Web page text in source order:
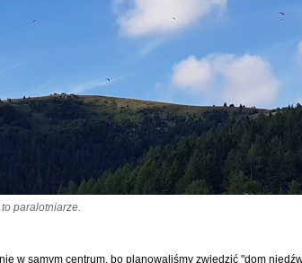
paralotniarze.
w samym centrum, bo planowaliśmy zwiedzić "dom